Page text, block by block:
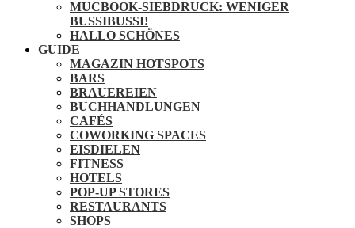
MUCBOOK-SIEBDRUCK: WENIGER
BUSSIBUSSI!
HALLO SCHÖNES
GUIDE
MAGAZIN HOTSPOTS
BARS
BRAUEREIEN
BUCHHANDLUNGEN
CAFÉS
COWORKING SPACES
EISDIELEN
FITNESS
HOTELS
POP-UP STORES
RESTAURANTS
SHOPS